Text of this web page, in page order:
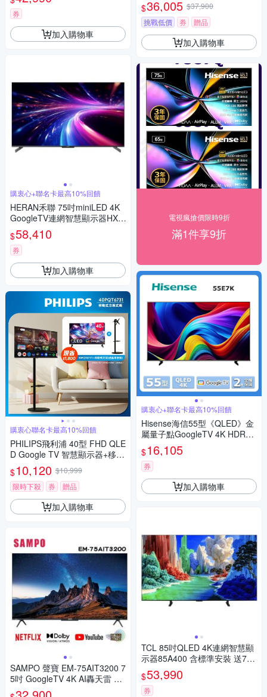
券
加入購物車
購衷心+聯名卡最高10%回饋
HERAN禾聯 75吋miniLED 4K
GoogleTV連網智慧顯示器HX-7
5XT770F 含標準安裝
$58,410
券
加入購物車
購衷心聯名卡最高10%回饋
PHILIPS飛利浦 40型 FHD QLE
D Google TV 智慧顯示器+移動
式立架組 40PQT6731
$10,120 $10,999
限時下殺
券 贈品
加入購物車
SAMPO 聲寶 EM-75AIT3200 7
5吋 GoogleTV 4K AI轟天雷 12
0Hz 液晶顯示器【含視訊盒MT-
T
$36,005 $37,900
挑戰低價
券 贈品
加入購物車
電視瘋搶價限時9折
滿1件享9折
購衷心+聯名卡最高10%回饋
Hisense海信55型《QLED》金
屬量子點GoogleTV 4K HDR連
網液晶顯示器55E7K
$16,105
券
加入購物車
TCL 85吋QLED 4K連網智慧顯
示器85A400 含標準安裝 送7-1
1商品卡2100元
$53,990
券